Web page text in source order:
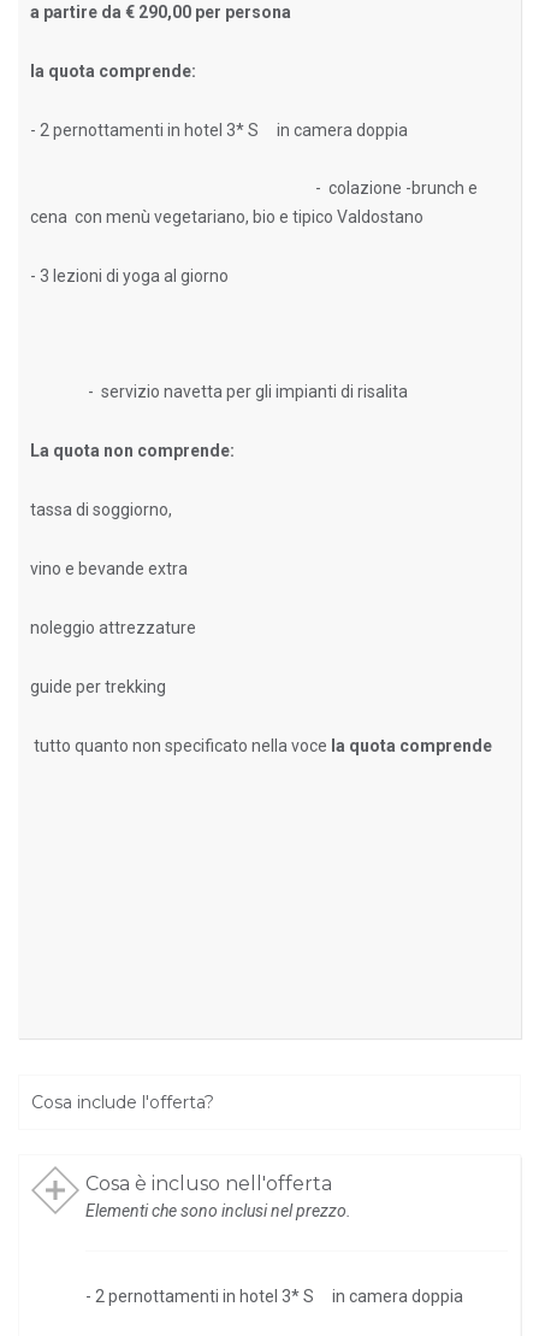
a partire da € 290,00 per persona
la quota comprende:
- 2 pernottamenti in hotel 3* S in camera doppia
- colazione -brunch e
cena con menù vegetariano, bio e tipico Valdostano
- 3 lezioni di yoga al giorno
- servizio navetta per gli impianti di risalita
La quota non comprende:
tassa di soggiorno,
vino e bevande extra
noleggio attrezzature
guide per trekking
tutto quanto non specificato nella voce la quota comprende
Cosa include l'offerta?
Cosa è incluso nell'offerta
Elementi che sono inclusi nel prezzo.
- 2 pernottamenti in hotel 3* S in camera doppia